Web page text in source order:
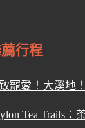
行程
寵愛！大溪地！
Tea Trails：